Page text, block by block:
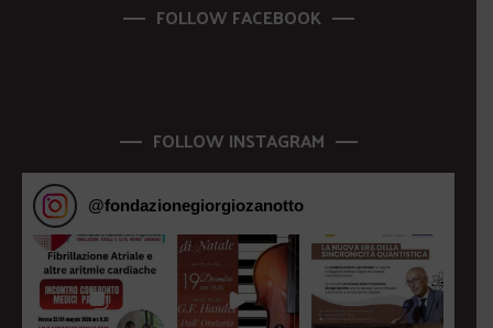
FOLLOW FACEBOOK
FOLLOW INSTAGRAM
@fondazionegiorgiozanotto